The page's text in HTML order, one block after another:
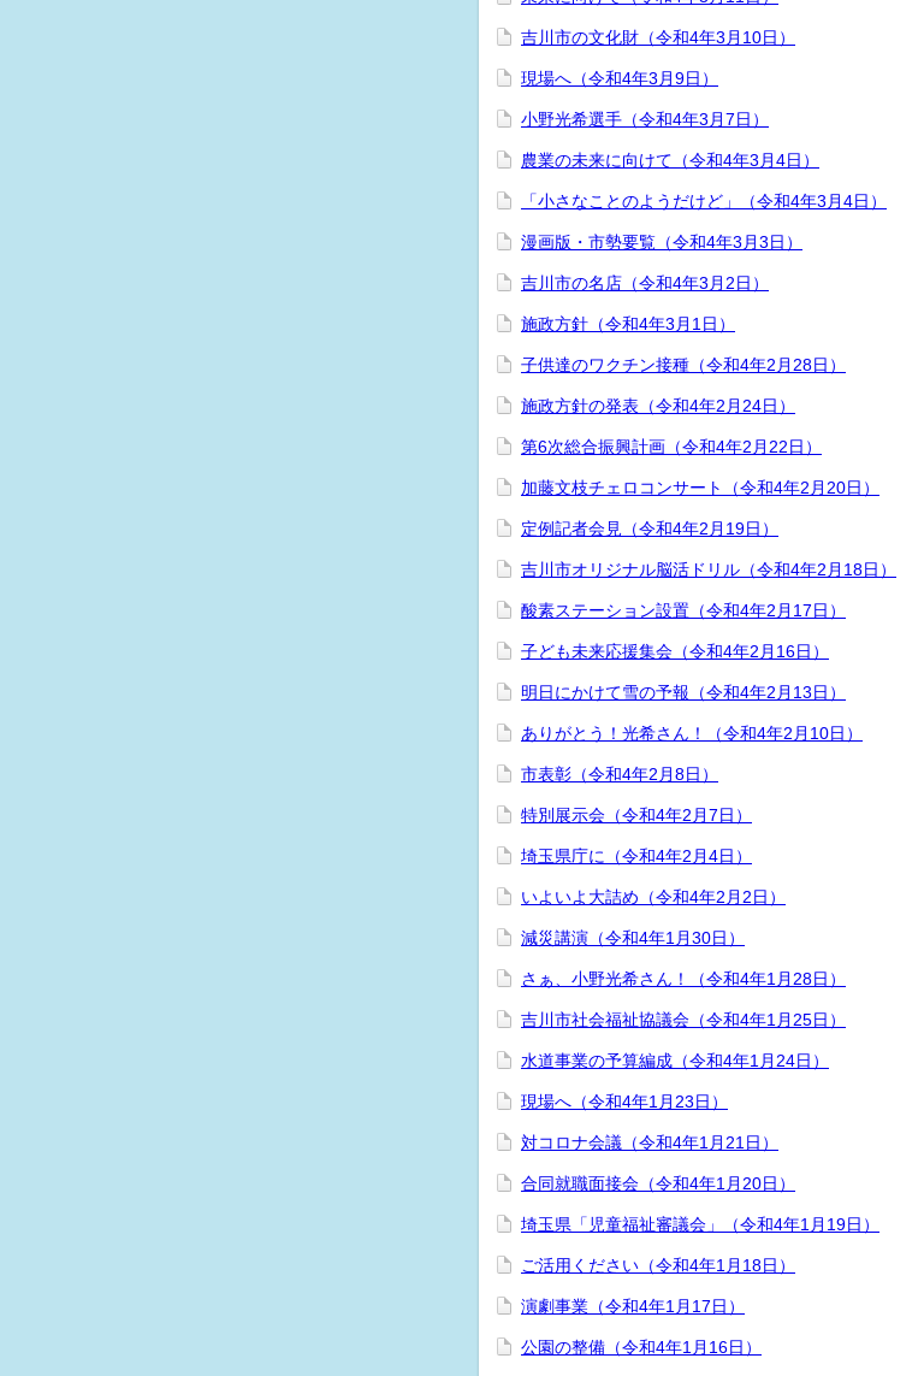
吉川市の文化財（令和4年3月10日）
現場へ（令和4年3月9日）
小野光希選手（令和4年3月7日）
農業の未来に向けて（令和4年3月4日）
「小さなことのようだけど」（令和4年3月4日）
漫画版・市勢要覧（令和4年3月3日）
吉川市の名店（令和4年3月2日）
施政方針（令和4年3月1日）
子供達のワクチン接種（令和4年2月28日）
施政方針の発表（令和4年2月24日）
第6次総合振興計画（令和4年2月22日）
加藤文枝チェロコンサート（令和4年2月20日）
定例記者会見（令和4年2月19日）
吉川市オリジナル脳活ドリル（令和4年2月18日）
酸素ステーション設置（令和4年2月17日）
子ども未来応援集会（令和4年2月16日）
明日にかけて雪の予報（令和4年2月13日）
ありがとう！光希さん！（令和4年2月10日）
市表彰（令和4年2月8日）
特別展示会（令和4年2月7日）
埼玉県庁に（令和4年2月4日）
いよいよ大詰め（令和4年2月2日）
減災講演（令和4年1月30日）
さぁ、小野光希さん！（令和4年1月28日）
吉川市社会福祉協議会（令和4年1月25日）
水道事業の予算編成（令和4年1月24日）
現場へ（令和4年1月23日）
対コロナ会議（令和4年1月21日）
合同就職面接会（令和4年1月20日）
埼玉県「児童福祉審議会」（令和4年1月19日）
ご活用ください（令和4年1月18日）
演劇事業（令和4年1月17日）
公園の整備（令和4年1月16日）